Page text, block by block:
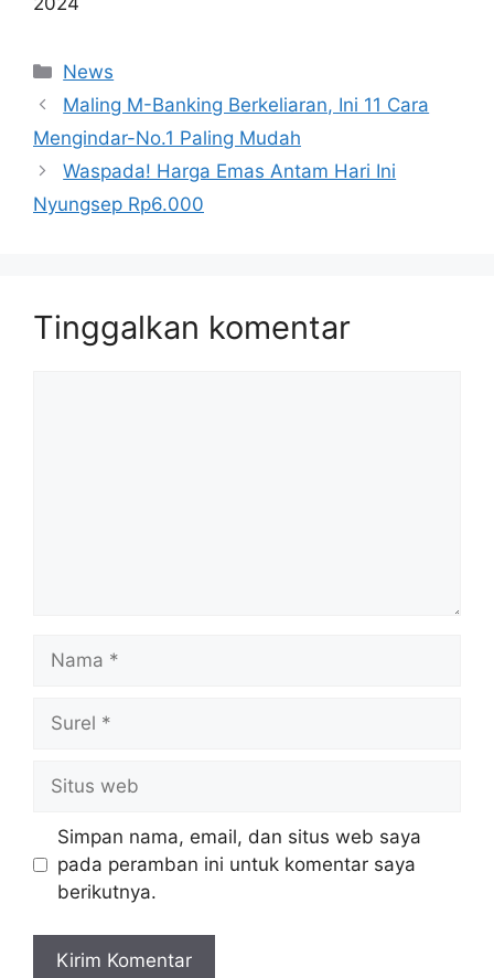
Kategori
News
Maling M-Banking Berkeliaran, Ini 11 Cara
Mengindar-No.1 Paling Mudah
Waspada! Harga Emas Antam Hari Ini
Nyungsep Rp6.000
Tinggalkan komentar
Nama
Surel
Situs
web
Simpan nama, email, dan situs web saya
pada peramban ini untuk komentar saya
berikutnya.